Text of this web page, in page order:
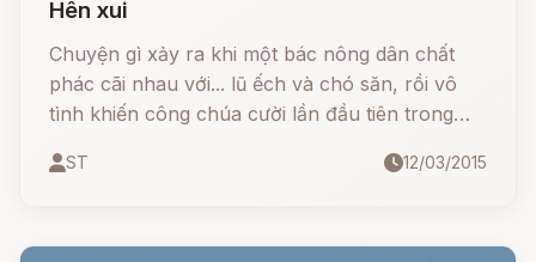
Hên xui
Chuyện gì xảy ra khi một bác nông dân chất
phác cãi nhau với... lũ ếch và chó săn, rồi vô
tình khiến công chúa cười lần đầu tiên trong
đậm chất châm biếm và thông minh, mang đến
ST 12/03/2015